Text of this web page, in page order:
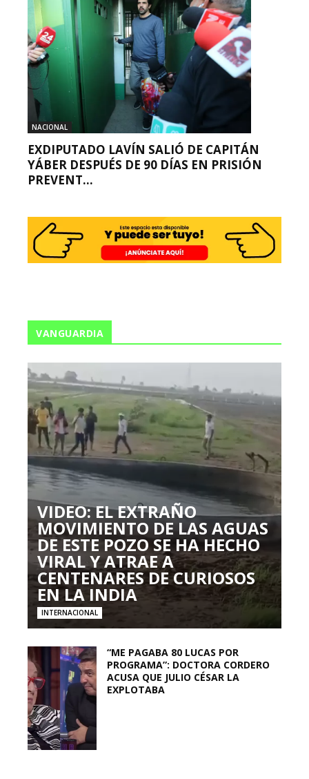
NACIONAL
EXDIPUTADO LAVÍN SALIÓ DE CAPITÁN
YÁBER DESPUÉS DE 90 DÍAS EN PRISIÓN
PREVENT...
VANGUARDIA
VIDEO: EL EXTRAÑO
MOVIMIENTO DE LAS AGUAS
DE ESTE POZO SE HA HECHO
VIRAL Y ATRAE A
CENTENARES DE CURIOSOS
EN LA INDIA
INTERNACIONAL
“ME PAGABA 80 LUCAS POR
PROGRAMA”: DOCTORA CORDERO
ACUSA QUE JULIO CÉSAR LA
EXPLOTABA